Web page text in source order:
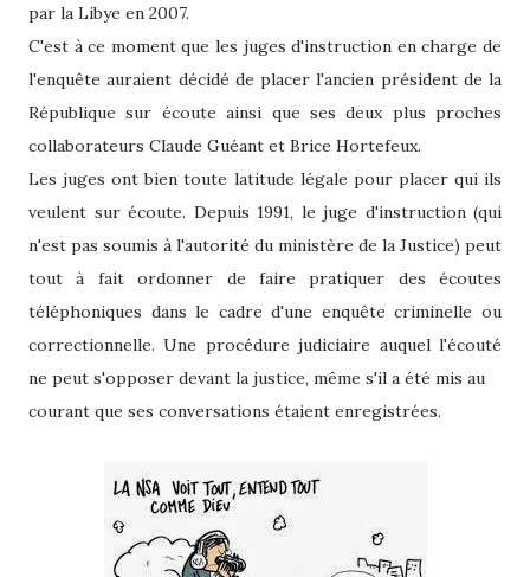
par la Libye en 2007.
C'est à ce moment que les juges d'instruction en charge de
l'enquête auraient décidé de placer l'ancien président de la
République sur écoute ainsi que ses deux plus proches
collaborateurs Claude Guéant et Brice Hortefeux.
Les juges ont bien toute latitude légale pour placer qui ils
veulent sur écoute. Depuis 1991, le juge d'instruction (qui
n'est pas soumis à l'autorité du ministère de la Justice) peut
tout à fait ordonner de faire pratiquer des écoutes
téléphoniques dans le cadre d'une enquête criminelle ou
correctionnelle. Une procédure judiciaire auquel l'écouté
ne peut s'opposer devant la justice, même s'il a été mis au
courant que ses conversations étaient enregistrées.